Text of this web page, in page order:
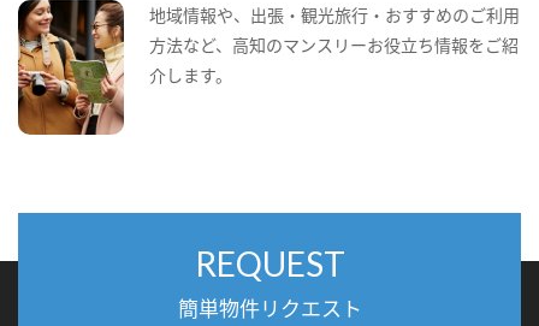
地域情報や、出張・観光旅行・おすすめのご利用
方法など、高知のマンスリーお役立ち情報をご紹
介します。
REQUEST
簡単物件リクエスト